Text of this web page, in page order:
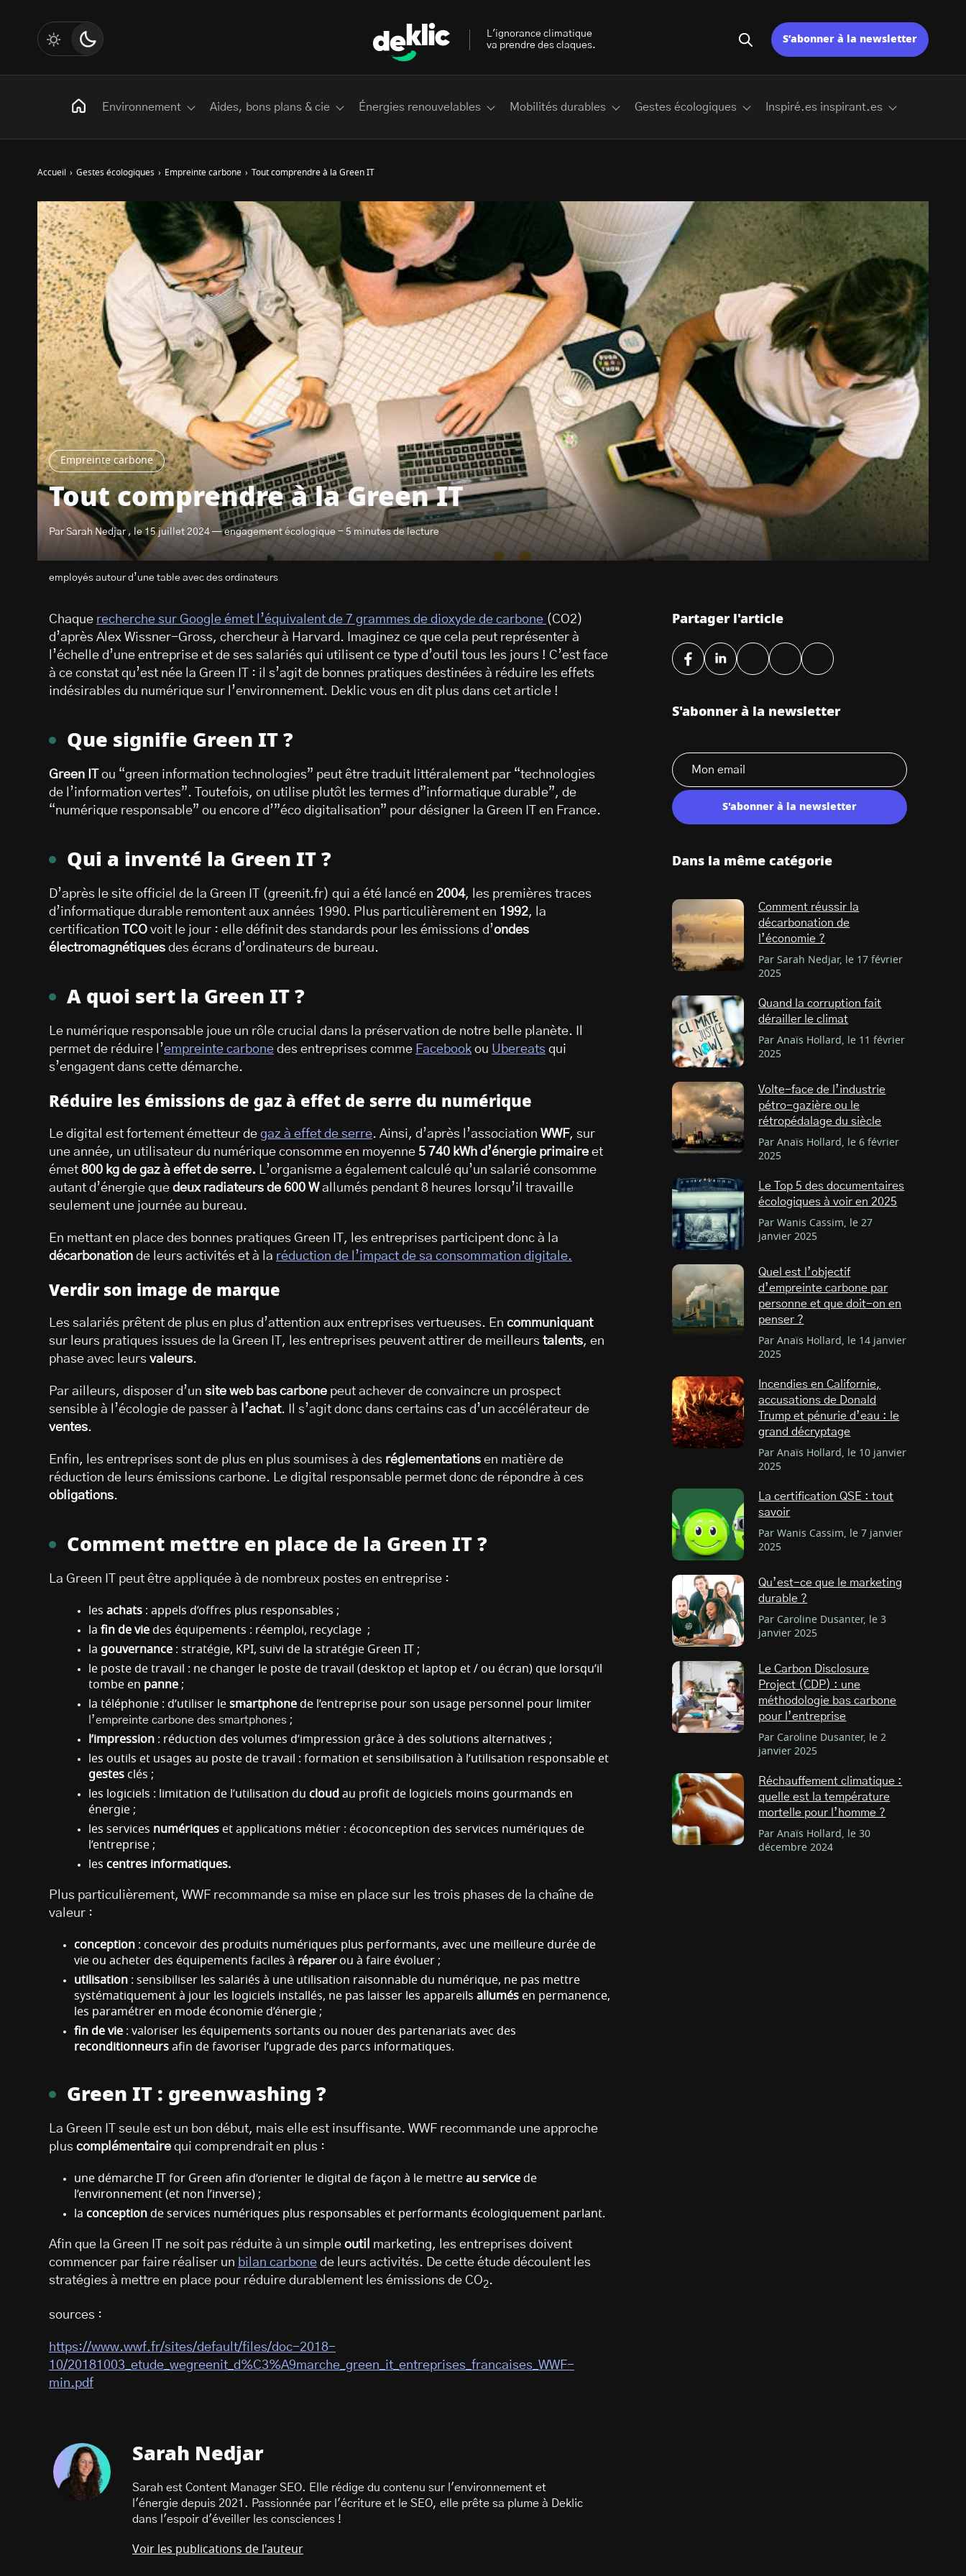
Empreinte carbone
Tout comprendre à la Green IT
Par Sarah Nedjar , le 15 juillet 2024 — engagement écologique - 5 minutes de lecture
employés autour d’une table avec des ordinateurs
Accueil › Gestes écologiques › Empreinte carbone › Tout comprendre à la Green IT
Chaque recherche sur Google émet l’équivalent de 7 grammes de dioxyde de carbone (CO2)
d’après Alex Wissner-Gross, chercheur à Harvard. Imaginez ce que cela peut représenter à
l’échelle d’une entreprise et de ses salariés qui utilisent ce type d’outil tous les jours ! C’est face
à ce constat qu’est née la Green IT : il s’agit de bonnes pratiques destinées à réduire les effets
indésirables du numérique sur l’environnement. Deklic vous en dit plus dans cet article !
Que signifie Green IT ?
Green IT ou “green information technologies” peut être traduit littéralement par “technologies
de l’information vertes”. Toutefois, on utilise plutôt les termes d”informatique durable”, de
“numérique responsable” ou encore d’”éco digitalisation” pour désigner la Green IT en France.
Qui a inventé la Green IT ?
D’après le site officiel de la Green IT (greenit.fr) qui a été lancé en 2004, les premières traces
d’informatique durable remontent aux années 1990. Plus particulièrement en 1992, la
certification
TCO voit le jour : elle définit des standards pour les émissions d’ondes
électromagnétiques des écrans d’ordinateurs de bureau.
A quoi sert la Green IT ?
Le numérique responsable joue un rôle crucial dans la préservation de notre belle planète. Il
permet de réduire l’empreinte carbone des entreprises comme Facebook ou Ubereats qui
s’engagent dans cette démarche.
Réduire les émissions de gaz à effet de serre du numérique
Le digital est fortement émetteur de gaz à effet de serre. Ainsi, d’après l’association WWF, sur
une année, un utilisateur du numérique consomme en moyenne 5 740 kWh d’énergie primaire et
émet 800 kg de gaz à effet de serre. L’organisme a également calculé qu’un salarié consomme
autant d’énergie que deux radiateurs de 600 Wallumés pendant 8 heures lorsqu’il travaille
seulement une journée au bureau.
En mettant en place des bonnes pratiques Green IT, les entreprises participent donc à la
décarbonation de leurs activités et à la réduction de l’impact de sa consommation digitale.
Verdir son image de marque
Les salariés prêtent de plus en plus d’attention aux entreprises vertueuses. En communiquant
sur leurs pratiques issues de la Green IT, les entreprises peuvent attirer de meilleurs talents, en
phase avec leurs valeurs.
Par ailleurs, disposer d’un site web bas carbone peut achever de convaincre un prospect
sensible à l’écologie de passer à
l’achat. Il s’agit donc dans certains cas d’un accélérateur de
ventes.
Enfin, les entreprises sont de plus en plus soumises à des réglementations en matière de
réduction de leurs émissions carbone. Le digital responsable permet donc de répondre à ces
obligations.
Comment mettre en place de la Green IT ?
La Green IT peut être appliquée à de nombreux postes en entreprise :
les achats : appels d’offres plus responsables ;
la fin de vie des équipements : réemploi, recyclage ;
la gouvernance : stratégie, KPI, suivi de la stratégie Green IT ;
le poste de travail : ne changer le poste de travail (desktop et laptop et / ou écran) que lorsqu’il
tombe en panne ;
la téléphonie : d’utiliser le smartphone de l’entreprise pour son usage personnel pour limiter
l’empreinte carbone des smartphones ;
l’impression : réduction des volumes d’impression grâce à des solutions alternatives ;
les outils et usages au poste de travail : formation et sensibilisation à l’utilisation responsable et
gestes clés ;
les logiciels : limitation de l’utilisation du cloud au profit de logiciels moins gourmands en
énergie ;
les services numériques et applications métier : écoconception des services numériques de
l’entreprise ;
les centres informatiques.
Plus particulièrement, WWF recommande sa mise en place sur les trois phases de la chaîne de
valeur :
conception : concevoir des produits numériques plus performants, avec une meilleure durée de
vie ou acheter des équipements faciles à réparerou à faire évoluer ;
utilisation : sensibiliser les salariés à une utilisation raisonnable du numérique, ne pas mettre
systématiquement à jour les logiciels installés, ne pas laisser les appareils allumés en permanence,
les paramétrer en mode économie d’énergie ;
fin de vie : valoriser les équipements sortants ou nouer des partenariats avec des
reconditionneurs afin de favoriser l’upgrade des parcs informatiques.
Green IT : greenwashing ?
La Green IT seule est un bon début, mais elle est insuffisante. WWF recommande une approche
plus complémentaire qui comprendrait en plus :
une démarche IT for Green afin d’orienter le digital de façon à le mettre au service de
l’environnement (et non l’inverse) ;
la conception de services numériques plus responsables et performants écologiquement parlant.
Afin que la Green IT ne soit pas réduite à un simple outil
marketing, les entreprises doivent
commencer par faire réaliser un bilan carbone de leurs activités. De cette étude découlent les
stratégies à mettre en place pour réduire durablement les émissions de CO2.
sources :
https://www.wwf.fr/sites/default/files/doc-2018-
10/20181003_etude_wegreenit_d%C3%A9marche_green_it_entreprises_francaises_WWF-
min.pdf
Sarah Nedjar
Sarah est Content Manager SEO. Elle rédige du contenu sur l'environnement et
l'énergie depuis 2021. Passionnée par l'écriture et le SEO, elle prête sa plume à Deklic
dans l'espoir d'éveiller les consciences !
Voir les publications de l'auteur
Partager l'article
S'abonner à la newsletter
S'abonner à la newsletter
Dans la même catégorie
Comment réussir la
décarbonation de
l’économie ?
Par Sarah Nedjar, le 17 février
2025
Quand la corruption fait
dérailler le climat
Par Anaïs Hollard, le 11 février
2025
Volte-face de l’industrie
pétro-gazière ou le
rétropédalage du siècle
Par Anaïs Hollard, le 6 février
2025
Le Top 5 des documentaires
écologiques à voir en 2025
Par Wanis Cassim, le 27
janvier 2025
Quel est l’objectif
d’empreinte carbone par
personne et que doit-on en
penser ?
Par Anaïs Hollard, le 14 janvier
2025
Incendies en Californie,
accusations de Donald
Trump et pénurie d’eau : le
grand décryptage
Par Anaïs Hollard, le 10 janvier
2025
La certification QSE : tout
savoir
Par Wanis Cassim, le 7 janvier
2025
Qu’est-ce que le marketing
durable ?
Par Caroline Dusanter, le 3
janvier 2025
Le Carbon Disclosure
Project (CDP) : une
méthodologie bas carbone
pour l’entreprise
Par Caroline Dusanter, le 2
janvier 2025
Réchauffement climatique :
quelle est la température
mortelle pour l’homme ?
Par Anaïs Hollard, le 30
décembre 2024
L'ignorance climatique
va prendre des claques.
S’abonner à la newsletter
Environnement Aides, bons plans & cie Énergies renouvelables Mobilités durables Gestes écologiques Inspiré.es inspirant.es
Rechercher
Les mots clés les plus recherchés sur Deklic
Transition Écologique deklic kids interview Volte-face influenceur.se